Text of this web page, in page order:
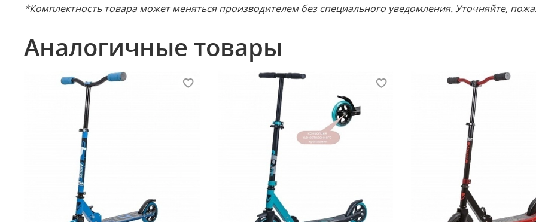
*Комплектность товара может меняться производителем без специального уведомления. Уточняйте,
Аналогичные товары